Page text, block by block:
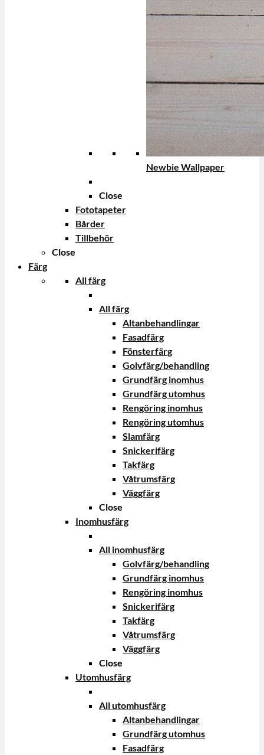
Newbie Wallpaper
Close
Fototapeter
Bårder
Tillbehör
Close
Färg
All färg
All färg
Altanbehandlingar
Fasadfärg
Fönsterfärg
Golvfärg/behandling
Grundfärg inomhus
Grundfärg utomhus
Rengöring inomhus
Rengöring utomhus
Slamfärg
Snickerifärg
Takfärg
Våtrumsfärg
Väggfärg
Close
Inomhusfärg
All inomhusfärg
Golvfärg/behandling
Grundfärg inomhus
Rengöring inomhus
Snickerifärg
Takfärg
Våtrumsfärg
Väggfärg
Close
Utomhusfärg
All utomhusfärg
Altanbehandlingar
Grundfärg utomhus
Fasadfärg